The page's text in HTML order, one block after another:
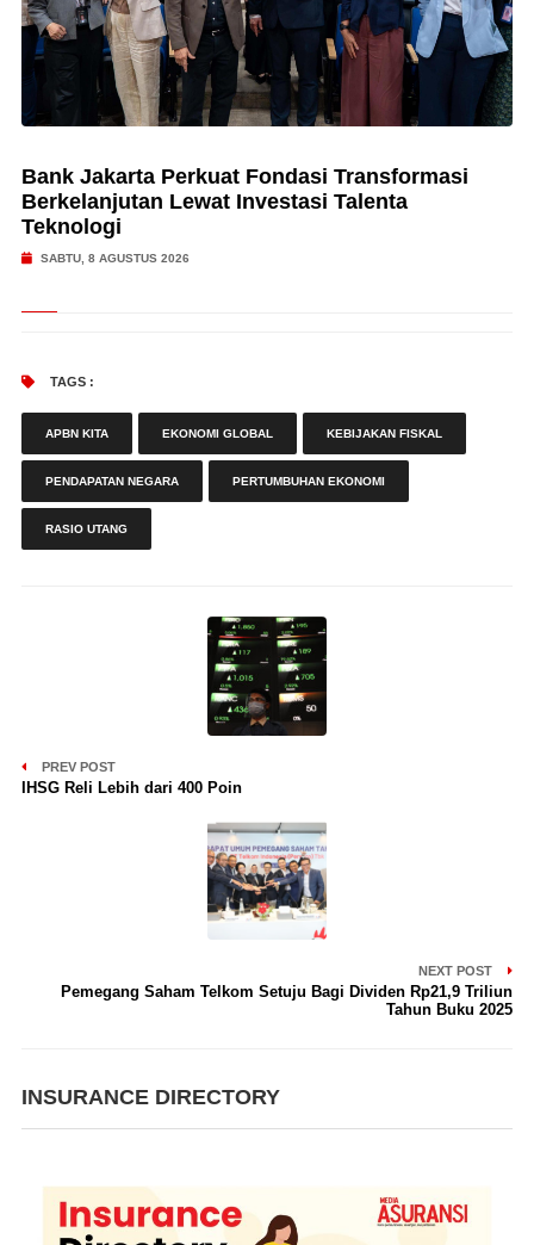
Bank Jakarta Perkuat Fondasi Transformasi
Berkelanjutan Lewat Investasi Talenta
Teknologi
SABTU, 8 AGUSTUS 2026
TAGS :
APBN KITA EKONOMI GLOBAL KEBIJAKAN FISKAL
PENDAPATAN NEGARA PERTUMBUHAN EKONOMI
RASIO UTANG
PREV POST
IHSG Reli Lebih dari 400 Poin
NEXT POST
Pemegang Saham Telkom Setuju Bagi Dividen Rp21,9 Triliun
Tahun Buku 2025
INSURANCE DIRECTORY